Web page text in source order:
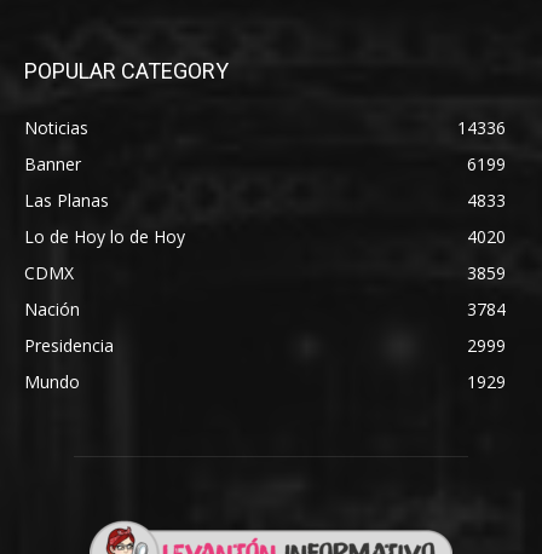
POPULAR CATEGORY
Noticias
14336
Banner
6199
Las Planas
4833
Lo de Hoy lo de Hoy
4020
CDMX
3859
Nación
3784
Presidencia
2999
Mundo
1929